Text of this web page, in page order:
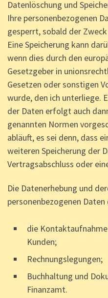
Datenlöschung und
Ihre personenbezogenen
gesperrt, sobald der
Eine Speicherung kann
wenn dies durch den
Gesetzgeber in
Gesetzen oder sonstigen
wurde, den ich unterliege.
der Daten erfolgt auch
genannten Normen
abläuft, es sei denn, dass
weiteren Speicherung der
Vertragsabschluss oder
Die Datenerhebung und
personenbezogenen
die
Kunden;
Rechnungslegungen;
Buchhaltung und
Finanzamt.